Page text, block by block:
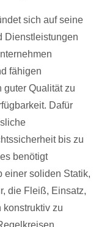
sich auf seine
Dienstleistungen
fähigen
guter Qualität zu
Dafür
bis zu
benötigt
einer soliden Statik,
die Fleiß, Einsatz,
konstruktiv zu